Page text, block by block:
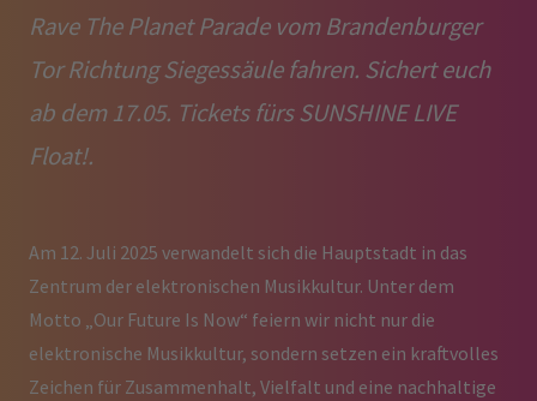
Rave The Planet Parade vom Brandenburger
Tor Richtung Siegessäule fahren. Sichert euch
ab dem 17.05. Tickets fürs SUNSHINE LIVE
Float!.
Am 12. Juli 2025 verwandelt sich die Hauptstadt in das
Zentrum der elektronischen Musikkultur. Unter dem
Motto „Our Future Is Now“ feiern wir nicht nur die
elektronische Musikkultur, sondern setzen ein kraftvolles
Zeichen für Zusammenhalt, Vielfalt und eine nachhaltige